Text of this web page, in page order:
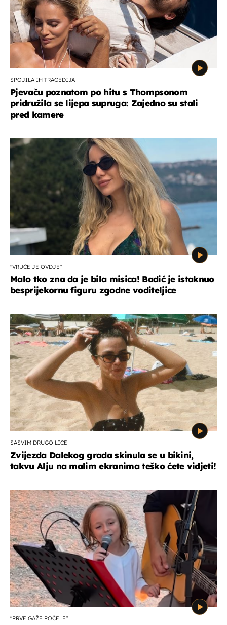
SPOJILA IH TRAGEDIJA
Pjevaču poznatom po hitu s Thompsonom
pridružila se lijepa supruga: Zajedno su stali
pred kamere
"VRUĆE JE OVDJE"
Malo tko zna da je bila misica! Badić je istaknuo
besprijekornu figuru zgodne voditeljice
SASVIM DRUGO LICE
Zvijezda Dalekog grada skinula se u bikini,
takvu Alju na malim ekranima teško ćete vidjeti!
"PRVE GAŽE POČELE"